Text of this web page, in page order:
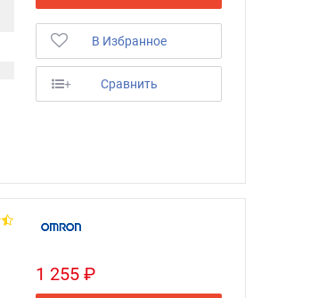
В Избранное
+ Сравнить
1 255 ₽